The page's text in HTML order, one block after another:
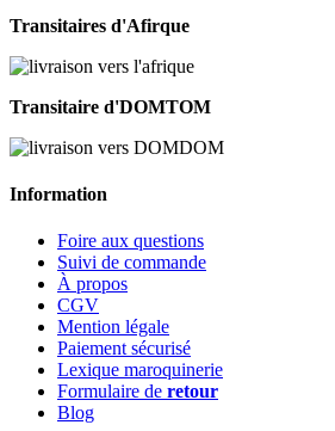
Transitaires d'Afirque
Transitaire d'DOMTOM
Information
Foire aux questions
Suivi de commande
À propos
CGV
Mention légale
Paiement sécurisé
Lexique maroquinerie
Formulaire de retour
Blog